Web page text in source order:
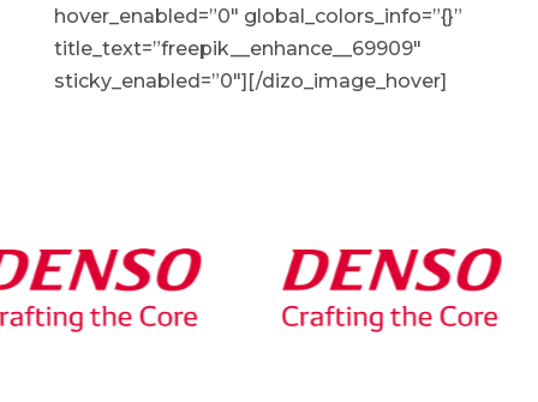
hover_enabled=”0″ global_colors_info=”{}”
title_text=”freepik__enhance__69909″
sticky_enabled=”0″][/dizo_image_hover]